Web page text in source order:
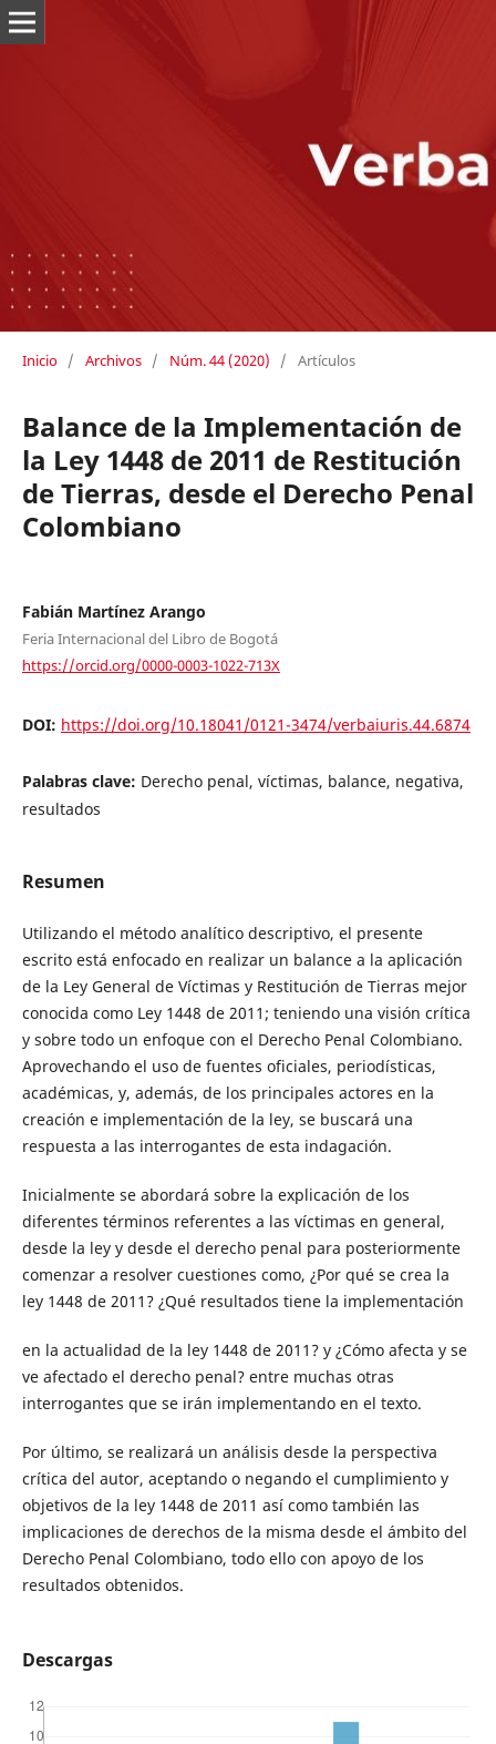
Inicio / Archivos / Núm. 44 (2020) / Artículos
Balance de la Implementación de
la Ley 1448 de 2011 de Restitución
de Tierras, desde el Derecho Penal
Colombiano
Fabián Martínez Arango
Feria Internacional del Libro de Bogotá
https://orcid.org/0000-0003-1022-713X
DOI: https://doi.org/10.18041/0121-3474/verbaiuris.44.6874
Palabras clave: Derecho penal, víctimas, balance, negativa,
resultados
Resumen
Utilizando el método analítico descriptivo, el presente
escrito está enfocado en realizar un balance a la aplicación
de la Ley General de Víctimas y Restitución de Tierras mejor
conocida como Ley 1448 de 2011; teniendo una visión crítica
y sobre todo un enfoque con el Derecho Penal Colombiano.
Aprovechando el uso de fuentes oficiales, periodísticas,
académicas, y, además, de los principales actores en la
creación e implementación de la ley, se buscará una
respuesta a las interrogantes de esta indagación.
Inicialmente se abordará sobre la explicación de los
diferentes términos referentes a las víctimas en general,
desde la ley y desde el derecho penal para posteriormente
comenzar a resolver cuestiones como, ¿Por qué se crea la
ley 1448 de 2011? ¿Qué resultados tiene la implementación
en la actualidad de la ley 1448 de 2011? y ¿Cómo afecta y se
ve afectado el derecho penal? entre muchas otras
interrogantes que se irán implementando en el texto.
Por último, se realizará un análisis desde la perspectiva
crítica del autor, aceptando o negando el cumplimiento y
objetivos de la ley 1448 de 2011 así como también las
implicaciones de derechos de la misma desde el ámbito del
Derecho Penal Colombiano, todo ello con apoyo de los
resultados obtenidos.
Descargas